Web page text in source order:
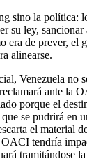
sino la política:
su ley, sancionar
era de prever, el
alinearse.
Venezuela no
ante la
porque el
se pudrirá en
el material
tendría
tramitándose